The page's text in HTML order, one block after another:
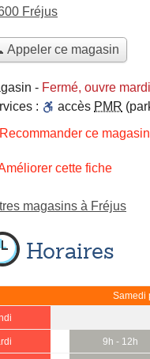
Fréjus
Appeler ce magasin
- Fermé, ouvre
:
accès PMR
Recommander ce magasin
cette fiche
magasins à Fréjus
Horaires
Samedi
9h - 12h